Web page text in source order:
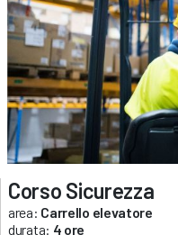
Corso Sicurezza
area: Carrello elevatore
durata: 4 ore